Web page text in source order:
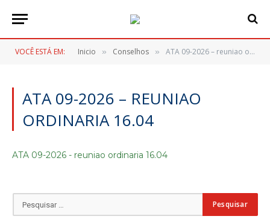
VOCÊ ESTÁ EM: Inicio » Conselhos » ATA 09-2026 – reuniao ordinaria 16.04
ATA 09-2026 – REUNIAO
ORDINARIA 16.04
ATA 09-2026 - reuniao ordinaria 16.04